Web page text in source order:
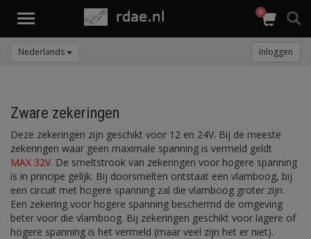
Toggle
0
Nederlands Inloggen
Zware zekeringen
Deze zekeringen zijn geschikt voor 12 en 24V. Bij de meeste
zekeringen waar geen maximale spanning is vermeld geldt
MAX 32V. De smeltstrook van zekeringen voor hogere spanning
is in principe gelijk. Bij doorsmelten ontstaat een vlamboog, bij
een circuit met hogere spanning zal die vlamboog groter zijn.
Een zekering voor hogere spanning beschermd de omgeving
beter voor die vlamboog. Bij zekeringen geschikt voor lagere of
hogere spanning is het vermeld (maar veel zijn het er niet).